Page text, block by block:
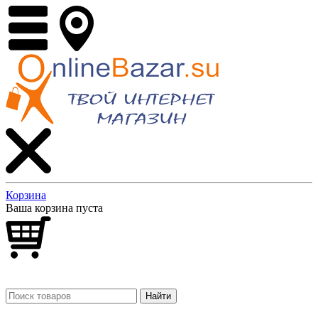
Корзина
Ваша корзина пуста